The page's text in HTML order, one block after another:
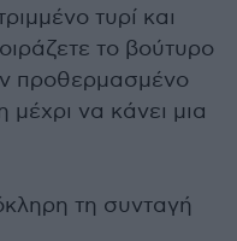
τυρί και
το βούτυρο
προθερμασμένο
να κάνει μια
τη συνταγή